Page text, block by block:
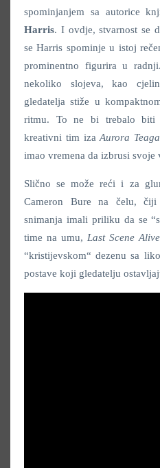
spominjanjem sa autorice
Harris. I ovdje, stvarnost se
se Harris spominje u istoj
prominentno figurira u
nekoliko slojeva, kao
gledatelja stiže u
ritmu. To ne bi trebalo biti
kreativni tim izaAurora
imao vremena da izbrusi svoje
Slično se može reći i za
Cameron Bure na čelu,
snimanja imali priliku da se
time na umu, Last Scene
“kristijevskom“ dezenu sa
postave koji gledatelju